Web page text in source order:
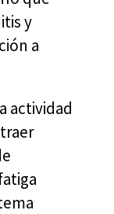
y
a
actividad